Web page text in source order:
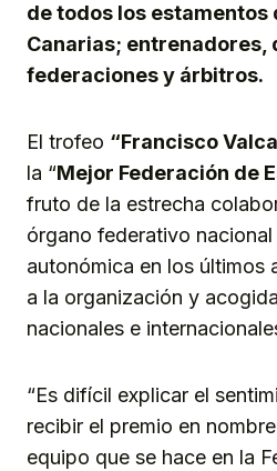
de todos los estamentos
Canarias; entrenadores,
federaciones y árbitros.
El trofeo “Francisco
la “Mejor Federación de
fruto de la estrecha
órgano federativo
autonómica en los últimos
a la organización y
nacionales e
“Es difícil explicar el
recibir el premio en
equipo que se hace en la